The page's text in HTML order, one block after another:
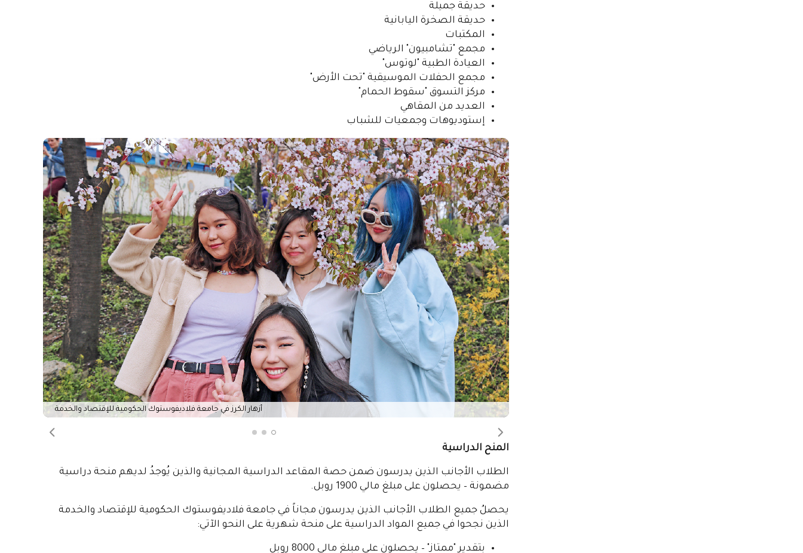
حديقة جميلة
حديقة الصخرة اليابانية
المكتبات
مجمع "تشامبيون" الرياضي
العيادة الطبية "لوتوس"
مجمع الحفلات الموسيقية "تحت الأرض"
مركز التسوق "سقوط الحمام"
العديد من المقاهي
إستوديوهات وجمعيات للشباب
السابق
التالي
المنح الدراسية
الطلاب الأجانب الذين يدرسون ضمن حصة المقاعد الدراسية المجانية والذين يُوجدُ لديهم منحة دراسية
مضمونة – يحصلون على مبلغ مالي 1900 روبل.
يحصلُ جميع الطلاب الأجانب الذين يدرسون مجاناً في جامعة فلاديفوستوك الحكومية للإقتصاد والخدمة
الذين نجحوا في جميع المواد الدراسية على منحة شهرية على النحو الآتي:
بتقدير "ممتاز" – يحصلون على مبلغ مالي 8000 روبل
بتقدير "ممتاز" و "جيد" – يحصلون على مبلغ مالي 6000 روبل
بتقدير "جيد" – يحصلون على مبلغ مالي 5000 روبل
التوجيه المهني
المشاركة السنوية عبر الإنترنت (Onlaine – Offline) في المعارض التعليمية الدولية، وفي المنتديات،
والندوات عبر الإنترنت في الصين، وفيتنام، ومنغوليا، وأوزبكستان، وإفريقيا، وأمريكا اللاتينية، وبلدان
الشرق الأوسط
إجراء وعمل الدروس التدريبية حول دراسة اللغة والثقافة الروسية مع الشركاء الأجانب
مشروع مشترك لتعزيز اللغة الروسية والثقافة، والجامعة، والمدينة بين مواطني منغوليا
تُساعد الكليات التحضيرية المشتركة في الصين، وفي لاوس طلاب المستقبل على تعلم ودراسة اللغة
الروسية والنجاح في إختبارات القبول